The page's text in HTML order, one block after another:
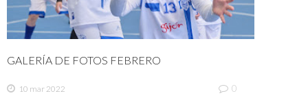
GALERÍA DE FOTOS FEBRERO
10 mar 2022 0